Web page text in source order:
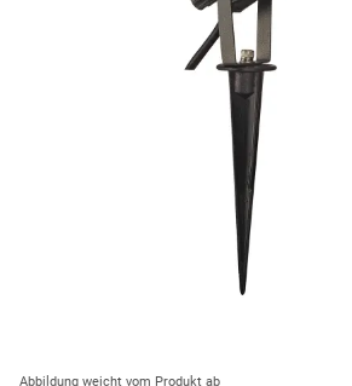
Abbildung weicht vom Produkt ab